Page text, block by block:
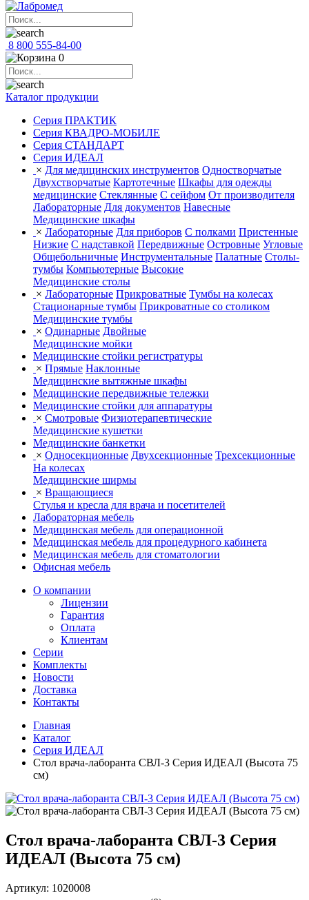
8 800 555-84-00
0
Каталог продукции
Серия ПРАКТИК
Серия КВАДРО-МОБИЛЕ
Серия СТАНДАРТ
Серия ИДЕАЛ
× Для медицинских инструментов Одностворчатые
Двухстворчатые Картотечные Шкафы для одежды
медицинские Стеклянные С сейфом От производителя
Лабораторные Для документов Навесные
Медицинские шкафы
× Лабораторные Для приборов С полками Пристенные
Низкие С надставкой Передвижные Островные Угловые
Общебольничные Инструментальные Палатные Столы-
тумбы Компьютерные Высокие
Медицинские столы
× Лабораторные Прикроватные Тумбы на колесах
Стационарные тумбы Прикроватные со столиком
Медицинские тумбы
× Одинарные Двойные
Медицинские мойки
Медицинские стойки регистратуры
× Прямые Наклонные
Медицинские вытяжные шкафы
Медицинские передвижные тележки
Медицинские стойки для аппаратуры
× Смотровые Физиотерапевтические
Медицинские кушетки
Медицинские банкетки
× Односекционные Двухсекционные Трехсекционные
На колесах
Медицинские ширмы
× Вращающиеся
Стулья и кресла для врача и посетителей
Лабораторная мебель
Медицинская мебель для операционной
Медицинская мебель для процедурного кабинета
Медицинская мебель для стоматологии
Офисная мебель
О компании
Лицензии
Гарантия
Оплата
Клиентам
Серии
Комплекты
Новости
Доставка
Контакты
Главная
Каталог
Серия ИДЕАЛ
Стол врача-лаборанта СВЛ-3 Серия ИДЕАЛ (Высота 75
см)
Стол врача-лаборанта СВЛ-3 Серия
ИДЕАЛ (Высота 75 см)
Артикул: 1020008